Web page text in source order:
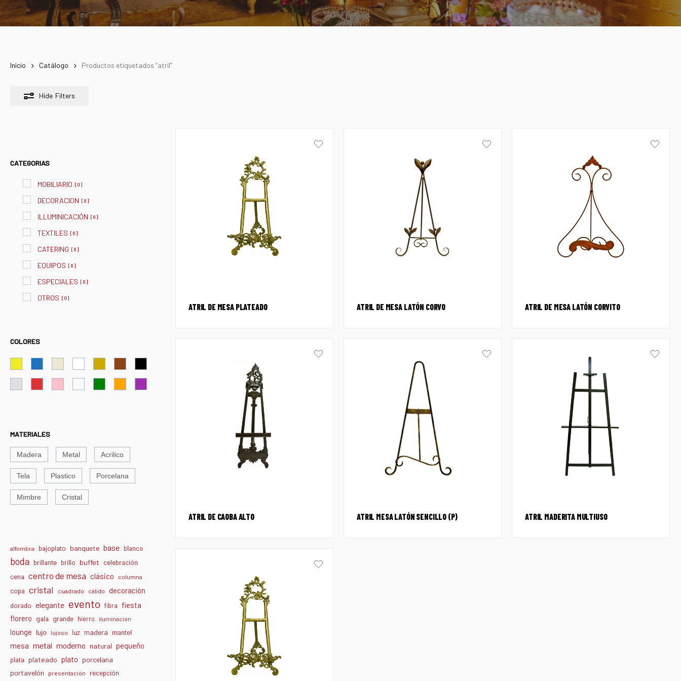
Inicio Catálogo Productos etiquetados “atril”
Hide Filters
CATEGORIAS
MOBILIARIO [0]
DECORACION [0]
ILLUMINICACIÓN [0]
TEXTILES [0]
CATERING [0]
EQUIPOS [0]
ESPECIALES [0]
OTROS [0]
COLORES
MATERIALES
Madera Metal Acrilico
Tela Plastico Porcelana
Mimbre Cristal
alfombra bajoplato banquete base blanco
boda brillante brillo buffet celebración
cena centro de mesa clásico columna
copa cristal cuadrado cálido decoración
dorado elegante evento fibra fiesta
florero gala grande hierro iluminación
lounge lujo lujoso luz madera mantel
mesa metal moderno natural pequeño
plata plateado plato porcelana
portavelón
presentación recepción
ATRIL DE MESA PLATEADO ATRIL DE MESA LATÓN CORVO ATRIL DE MESA LATÓN CORVITO
ATRIL DE CAOBA ALTO ATRIL MESA LATÓN SENCILLO (P) ATRIL MADERITA MULTIUSO